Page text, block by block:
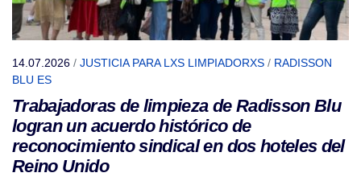
14.07.2026 / JUSTICIA PARA LXS LIMPIADORXS / RADISSON
BLU ES
Trabajadoras de limpieza de Radisson Blu
logran un acuerdo histórico de
reconocimiento sindical en dos hoteles del
Reino Unido